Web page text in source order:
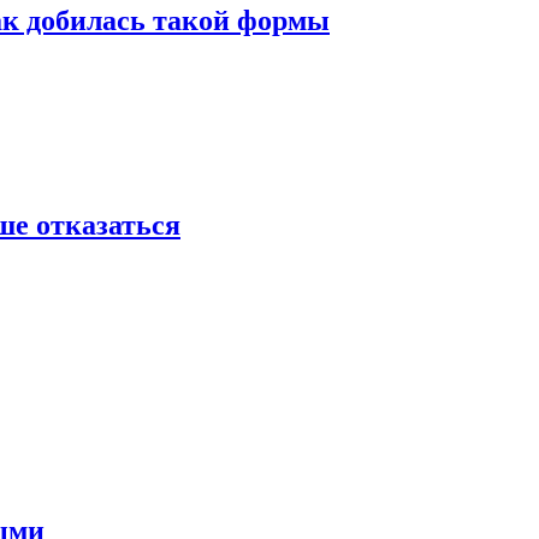
добилась такой формы
отказаться